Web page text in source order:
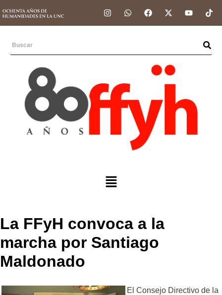
La FFyH convoca a la
marcha por Santiago
Maldonado
El Consejo Directivo de la